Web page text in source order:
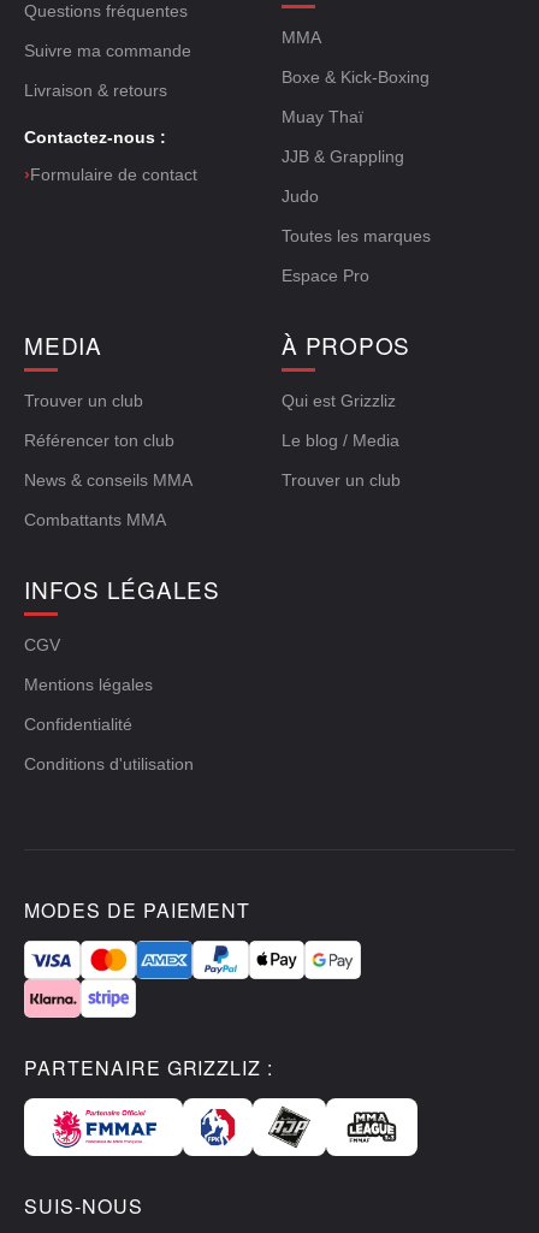
Questions fréquentes
Suivre ma commande
Livraison & retours
Contactez-nous :
›Formulaire de contact
MMA
Boxe & Kick-Boxing
Muay Thaï
JJB & Grappling
Judo
Toutes les marques
Espace Pro
MEDIA
Trouver un club
Référencer ton club
News & conseils MMA
Combattants MMA
À PROPOS
Qui est Grizzliz
Le blog / Media
Trouver un club
INFOS LÉGALES
CGV
Mentions légales
Confidentialité
Conditions d'utilisation
MODES DE PAIEMENT
PARTENAIRE GRIZZLIZ :
SUIS-NOUS